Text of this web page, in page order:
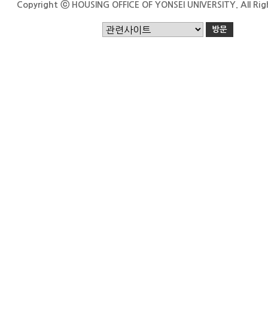
Copyright ⓒ HOUSING OFFICE OF YONSEI UNIVERSITY. All